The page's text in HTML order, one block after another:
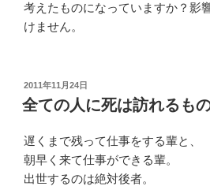
考えたものになっていますか？影
けません。
投
稿
日:
2011年11月24日
全ての人に死は訪れるもの
遅くまで残って仕事をする輩と、
朝早く来て仕事ができる輩。
出世するのは絶対後者。